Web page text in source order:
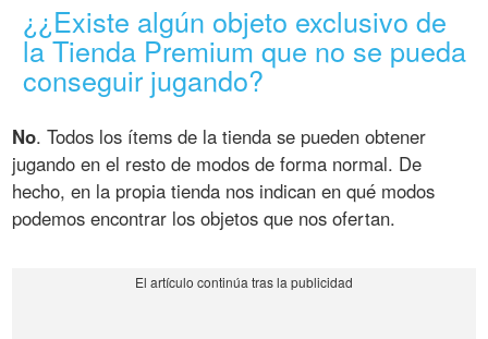
¿¿Existe algún objeto exclusivo de
la Tienda Premium que no se pueda
conseguir jugando?
No. Todos los ítems de la tienda se pueden obtener
jugando en el resto de modos de forma normal. De
hecho, en la propia tienda nos indican en qué modos
podemos encontrar los objetos que nos ofertan.